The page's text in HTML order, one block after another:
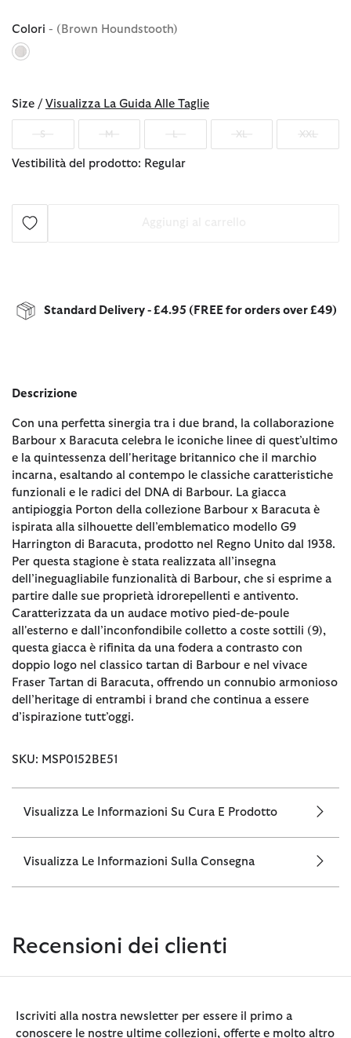
Colori - (Brown Houndstooth)
Size / Visualizza La Guida Alle Taglie
S M XL XXL
Vestibilità del prodotto: Regular
Standard Delivery - £4.95 (FREE for orders over £49)
Descrizione
Con una perfetta sinergia tra i due brand, la collaborazione
Barbour x Baracuta celebra le iconiche linee di quest’ultimo
e la quintessenza dell'heritage britannico che il marchio
incarna, esaltando al contempo le classiche caratteristiche
funzionali e le radici del DNA di Barbour. La giacca
antipioggia Porton della collezione Barbour x Baracuta è
ispirata alla silhouette dell’emblematico modello G9
Harrington di Baracuta, prodotto nel Regno Unito dal 1938.
Per questa stagione è stata realizzata all’insegna
dell’ineguagliabile funzionalità di Barbour, che si esprime a
partire dalle sue proprietà idrorepellenti e antivento.
Caratterizzata da un audace motivo pied-de-poule
all'esterno e dall’inconfondibile colletto a coste sottili (9),
questa giacca è rifinita da una fodera a contrasto con
doppio logo nel classico tartan di Barbour e nel vivace
Fraser Tartan di Baracuta, offrendo un connubio armonioso
dell’heritage di entrambi i brand che continua a essere
d’ispirazione tutt’oggi.
SKU: MSP0152BE51
Visualizza Le Informazioni Su Cura E Prodotto
Visualizza Le Informazioni Sulla Consegna
Recensioni dei clienti
Iscriviti alla nostra newsletter per essere il primo a
conoscere le nostre ultime collezioni, offerte e molto altro